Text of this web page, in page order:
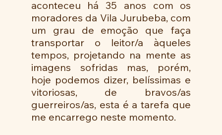
aconteceu há 35 anos com os
moradores da Vila Jurubeba, com
um grau de emoção que faça
transportar o leitor/a àqueles
tempos, projetando na mente as
imagens sofridas mas, porém,
hoje podemos dizer, belíssimas e
vitoriosas, de bravos/as
guerreiros/as, esta é a tarefa que
me encarrego neste momento.